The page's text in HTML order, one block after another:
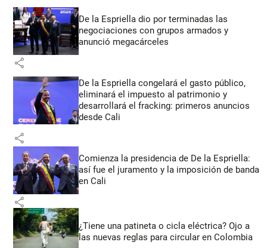
De la Espriella dio por terminadas las
negociaciones con grupos armados y
anunció megacárceles
share
De la Espriella congelará el gasto público,
eliminará el impuesto al patrimonio y
desarrollará el fracking: primeros anuncios
desde Cali
share
Comienza la presidencia de De la Espriella:
así fue el juramento y la imposición de banda
en Cali
share
¿Tiene una patineta o cicla eléctrica? Ojo a
las nuevas reglas para circular en Colombia